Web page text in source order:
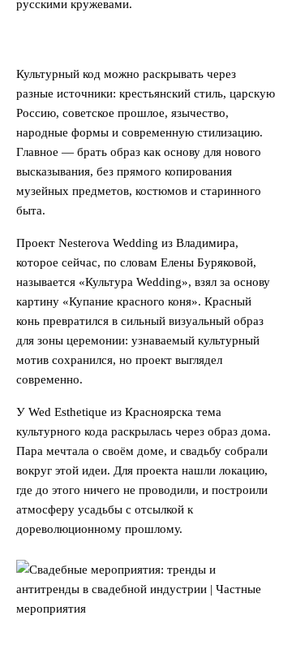
русскими кружевами.
Культурный код можно раскрывать через
разные источники: крестьянский стиль, царскую
Россию, советское прошлое, язычество,
народные формы и современную стилизацию.
Главное — брать образ как основу для нового
высказывания, без прямого копирования
музейных предметов, костюмов и старинного
быта.
Проект Nesterova Wedding из Владимира,
которое сейчас, по словам Елены Буряковой,
называется «Культура Wedding», взял за основу
картину «Купание красного коня». Красный
конь превратился в сильный визуальный образ
для зоны церемонии: узнаваемый культурный
мотив сохранился, но проект выглядел
современно.
У Wed Esthetique из Красноярска тема
культурного кода раскрылась через образ дома.
Пара мечтала о своём доме, и свадьбу собрали
вокруг этой идеи. Для проекта нашли локацию,
где до этого ничего не проводили, и построили
атмосферу усадьбы с отсылкой к
дореволюционному прошлому.